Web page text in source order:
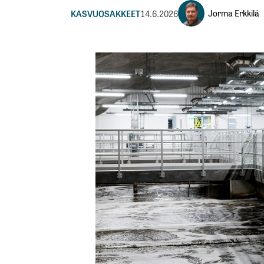
KASVUOSAKKEET14.6.2026 Jorma Erkkilä